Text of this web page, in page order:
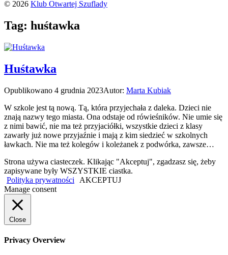
© 2026 Klub Otwartej Szuflady
Tag: huśtawka
Huśtawka
Opublikowano 4 grudnia 2023Autor: Marta Kubiak
W szkole jest tą nową. Tą, która przyjechała z daleka. Dzieci nie
znają nazwy tego miasta. Ona odstaje od rówieśników. Nie umie się
z nimi bawić, nie ma też przyjaciółki, wszystkie dzieci z klasy
zawarły już nowe przyjaźnie i mają z kim siedzieć w szkolnych
ławkach. Nie ma też kolegów i koleżanek z podwórka, zawsze…
Strona używa ciasteczek. Klikając "Akceptuj", zgadzasz się, żeby
zapisywane były WSZYSTKIE ciastka.
Polityka prywatności
AKCEPTUJ
Manage consent
Close
Privacy Overview